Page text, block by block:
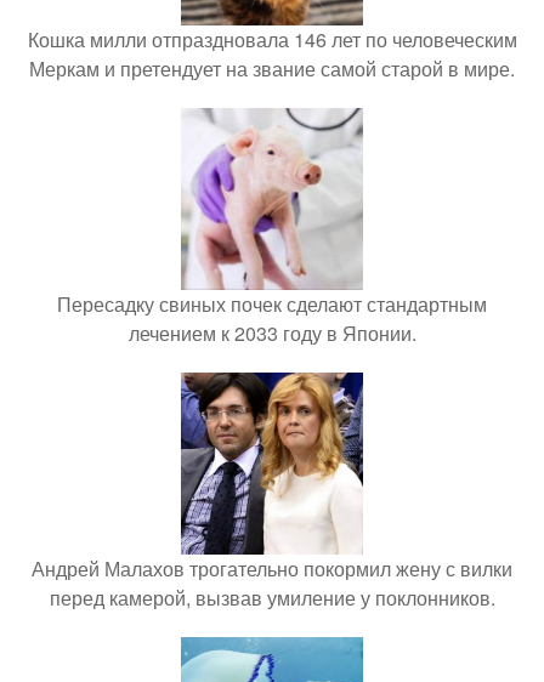
Кошка милли отпраздновала 146 лет по человеческим
Меркам и претендует на звание самой старой в мире.
Пересадку свиных почек сделают стандартным
лечением к 2033 году в Японии.
Андрей Малахов трогательно покормил жену с вилки
перед камерой, вызвав умиление у поклонников.